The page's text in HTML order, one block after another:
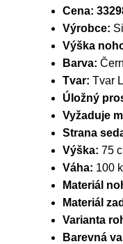
Cena:
Výrobce:
Výška
Barva:
Tvar: Tvar L
Úložný
Vyžaduje
Strana
Výška: 75
Váha: 100
Materiál
Materiál
Varianta
Barevná